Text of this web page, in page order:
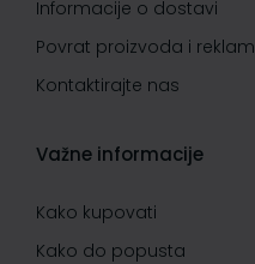
Informacije o dostavi
Povrat proizvoda i
Kontaktirajte nas
Važne informacije
Kako kupovati
Kako do popusta